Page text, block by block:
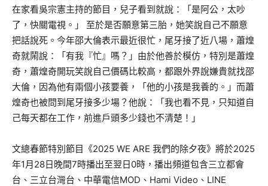
在家看吳宗憲主持的節目，兒子看到就說：「是阿公，太吵
了，快關電視。」 至於是否願意第三胎，她笑說自己不願意
把話說死。今年邵大倫表示最近很忙，尾牙接了近八場，蕭煌
奇就鬧說：「有我『忙』嗎？」由於他善於模仿，特別是蕭煌
奇，蕭煌奇開玩笑說自己價碼比較高，都跟外界說嫌貴就找邵
大倫，因為他有兩個小孩要養，「他的小孩是我養的。」而蕭
煌奇也被問到尾牙接多少場？他說：「我也看不見，只知道自
己每天都在工作，前進戶頭多少錢也不清楚！」
文總春節特別節目《2025 WE ARE 我們的除夕夜》將於2025
年1月28日晚間7時播出至翌日0時，播出頻道包含三立都會
台、三立台灣台、中華電信MOD、Hami Video、LINE